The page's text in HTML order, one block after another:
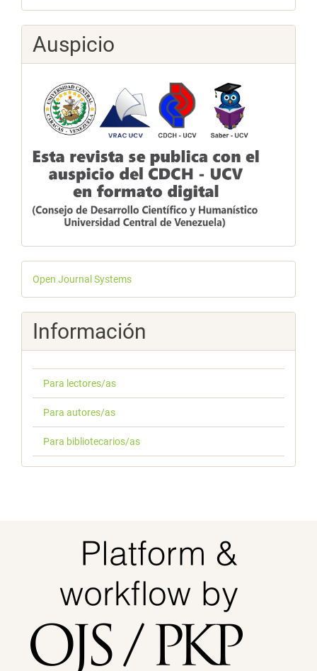
Auspicio
Desarrollado
por
Open Journal Systems
Información
Para lectores/as
Para autores/as
Para bibliotecarios/as